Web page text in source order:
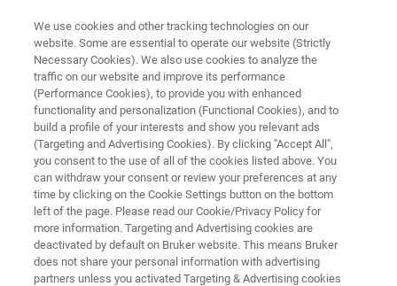
RAMAN-MIKROSKOPIE
Raman-Mikroskope
Wir bieten das umfassendste Produktportfolio
in der Raman-Mikroskopie – von
hochentwickelten konfokalen 3D-Raman-
Systemen über ultraschnelle bildgebende
Verfahren mit Galvanoscanner bis hin zu
We use cookies and other tracking technologies on our
website. Some are essential to operate our website (Strictly
Necessary Cookies). We also use cookies to analyze the
traffic on our website and improve its performance
(Performance Cookies), to provide you with enhanced
functionality and personalization (Functional Cookies), and to
build a profile of your interests and show you relevant ads
(Targeting and Advertising Cookies). By clicking "Accept All",
you consent to the use of all of the cookies listed above. You
can withdraw your consent or review your preferences at any
time by clicking on the Cookie Settings button on the bottom
left of the page. Please read our Cookie/Privacy Policy for
more information. Targeting and Advertising cookies are
deactivated by default on Bruker website. This means Bruker
does not share your personal information with advertising
partners unless you activated Targeting & Advertising cookies